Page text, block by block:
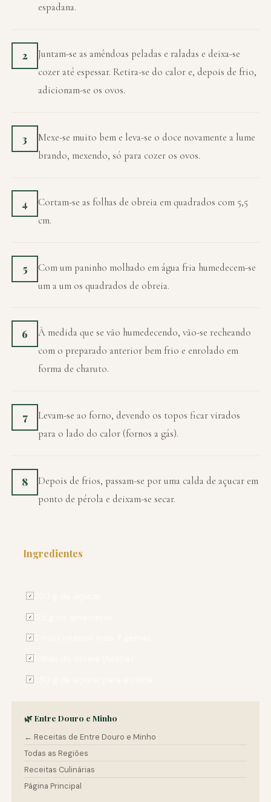
espadana.
2
Juntam-se as amêndoas peladas e raladas e deixa-se
cozer até espessar. Retira-se do calor e, depois de frio,
adicionam-se os ovos.
3
Mexe-se muito bem e leva-se o doce novamente a lume
brando, mexendo, só para cozer os ovos.
4
Cortam-se as folhas de obreia em quadrados com 5,5
cm.
5
Com um paninho molhado em água fria humedecem-se
um a um os quadrados de obreia.
6
À medida que se vão humedecendo, vão-se recheando
com o preparado anterior bem frio e enrolado em
forma de charuto.
7
Levam-se ao forno, devendo os topos ficar virados
para o lado do calor (fornos a gás).
8
Depois de frios, passam-se por uma calda de açucar em
ponto de pérola e deixam-se secar.
Ingredientes
✓
✓
✓
✓
✓
🌿 Entre Douro e Minho
← Receitas de Entre Douro e Minho
Todas as Regiões
Receitas Culinárias
Página Principal